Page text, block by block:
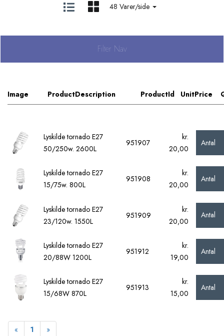
48 Varer/side
Filter Nav
Image ProductDescription ProductId UnitPrice
Lyskilde tornado E27
50/250w. 2600L
951907
kr.
20,00
Antal
Lyskilde tornado E27
15/75w. 800L
951908
kr.
20,00
Antal
Lyskilde tornado E27
23/120w. 1550L
951909
kr.
20,00
Antal
Lyskilde tornado E27
20/88W 1200L
951912
kr.
19,00
Antal
Lyskilde tornado E27
15/68W 870L
951913
kr.
15,00
Antal
« Forrige
1 »Næste